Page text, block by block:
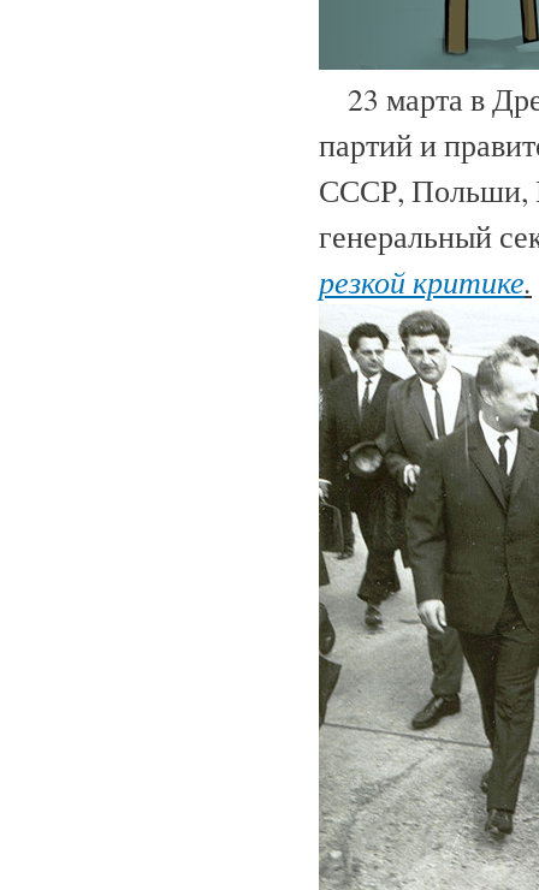
23 марта в
партий и
СССР, Польши,
генеральный
резкой критике.